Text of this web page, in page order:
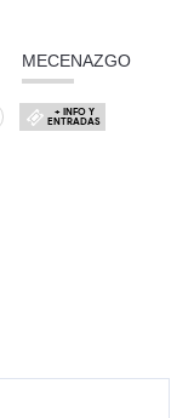
MECENAZGO
+ INFO Y
ENTRADAS